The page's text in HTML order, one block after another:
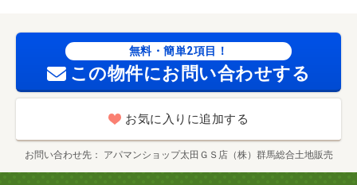
無料・簡単2項目！
この物件にお問い合わせする
お気に入りに追加する
お問い合わせ先 アパマンショップ太田ＧＳ店（株）群馬総合土地販売